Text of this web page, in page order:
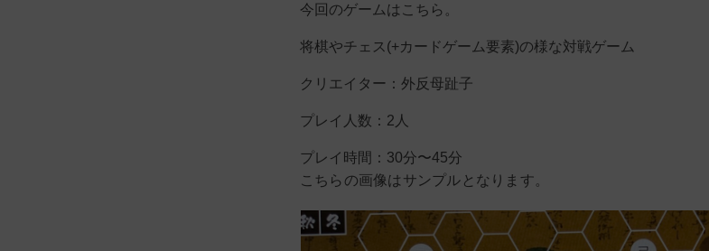
今回のゲームはこちら。
将棋やチェス(+カードゲーム要素)の様な対戦ゲーム
クリエイター：外反母趾子
プレイ人数：2人
プレイ時間：30分〜45分
こちらの画像はサンプルとなります。